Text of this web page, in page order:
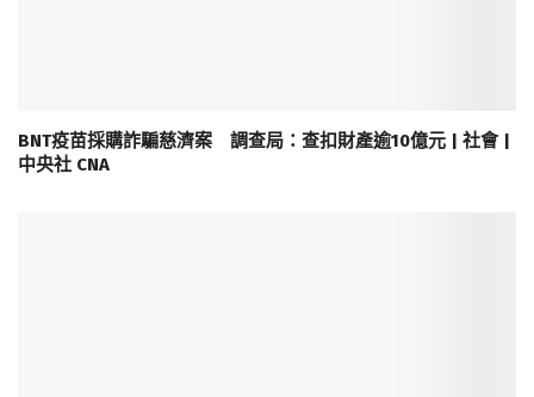
BNT疫苗採購詐騙慈濟案 調查局：查扣財產逾10億元 | 社會 |
中央社 CNA